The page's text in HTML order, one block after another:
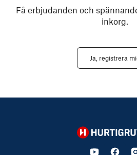
Få erbjudanden och
inkorg.
Ja, registrera
Hurtigruten